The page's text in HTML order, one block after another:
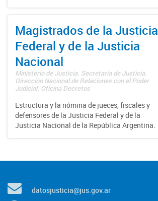
Magistrados de la Justicia
Federal y de la Justicia
Nacional
Ministerio de Justicia. Secretaría de Justicia.
Dirección Nacional de Relaciones con el Poder
Judicial. Oficina Decretos
Estructura y la nómina de jueces, fiscales y
defensores de la Justicia Federal y de la
Justicia Nacional de la República Argentina.
datosjusticia@jus.gov.ar